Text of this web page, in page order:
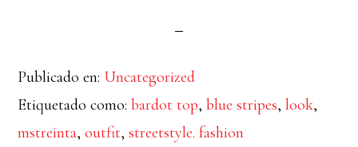
Publicado en: Uncategorized
Etiquetado como:bardot top,blue stripes,look,
mstreinta,outfit,streetstyle. fashion